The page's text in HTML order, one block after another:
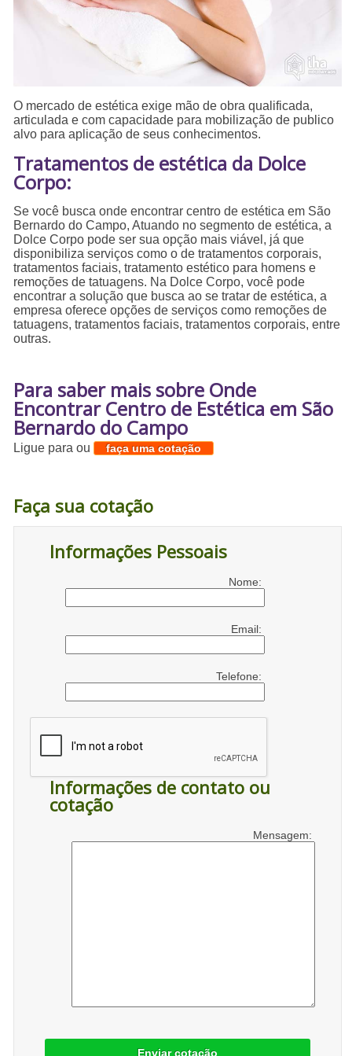
O mercado de estética exige mão de obra qualificada,
articulada e com capacidade para mobilização de publico
alvo para aplicação de seus conhecimentos.
Tratamentos de estética da Dolce
Corpo:
Se você busca onde encontrar centro de estética em São
Bernardo do Campo, Atuando no segmento de estética, a
Dolce Corpo pode ser sua opção mais viável, já que
disponibiliza serviços como o de tratamentos corporais,
tratamentos faciais, tratamento estético para homens e
remoções de tatuagens. Na Dolce Corpo, você pode
encontrar a solução que busca ao se tratar de estética, a
empresa oferece opções de serviços como remoções de
tatuagens, tratamentos faciais, tratamentos corporais, entre
outras.
Para saber mais sobre Onde
Encontrar Centro de Estética em São
Bernardo do Campo
Ligue paraou faça uma cotação
Faça sua cotação
Informações Pessoais
Nome:
Email:
Telefone:
Informações de contato ou
cotação
Mensagem:
Enviar cotação